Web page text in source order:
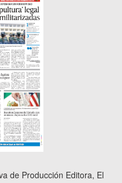
de Producción Editora, El